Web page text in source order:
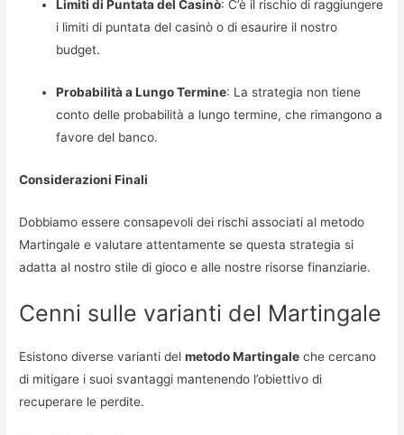
Limiti di Puntata del Casinò: C’è il rischio di raggiungere
i limiti di puntata del casinò o di esaurire il nostro
budget.
Probabilità a Lungo Termine: La strategia non tiene
conto delle probabilità a lungo termine, che rimangono a
favore del banco.
Considerazioni Finali
Dobbiamo essere consapevoli dei rischi associati al metodo
Martingale e valutare attentamente se questa strategia si
adatta al nostro stile di gioco e alle nostre risorse finanziarie.
Cenni sulle varianti del Martingale
Esistono diverse varianti delmetodo Martingale che cercano
di mitigare i suoi svantaggi mantenendo l’obiettivo di
recuperare le perdite.